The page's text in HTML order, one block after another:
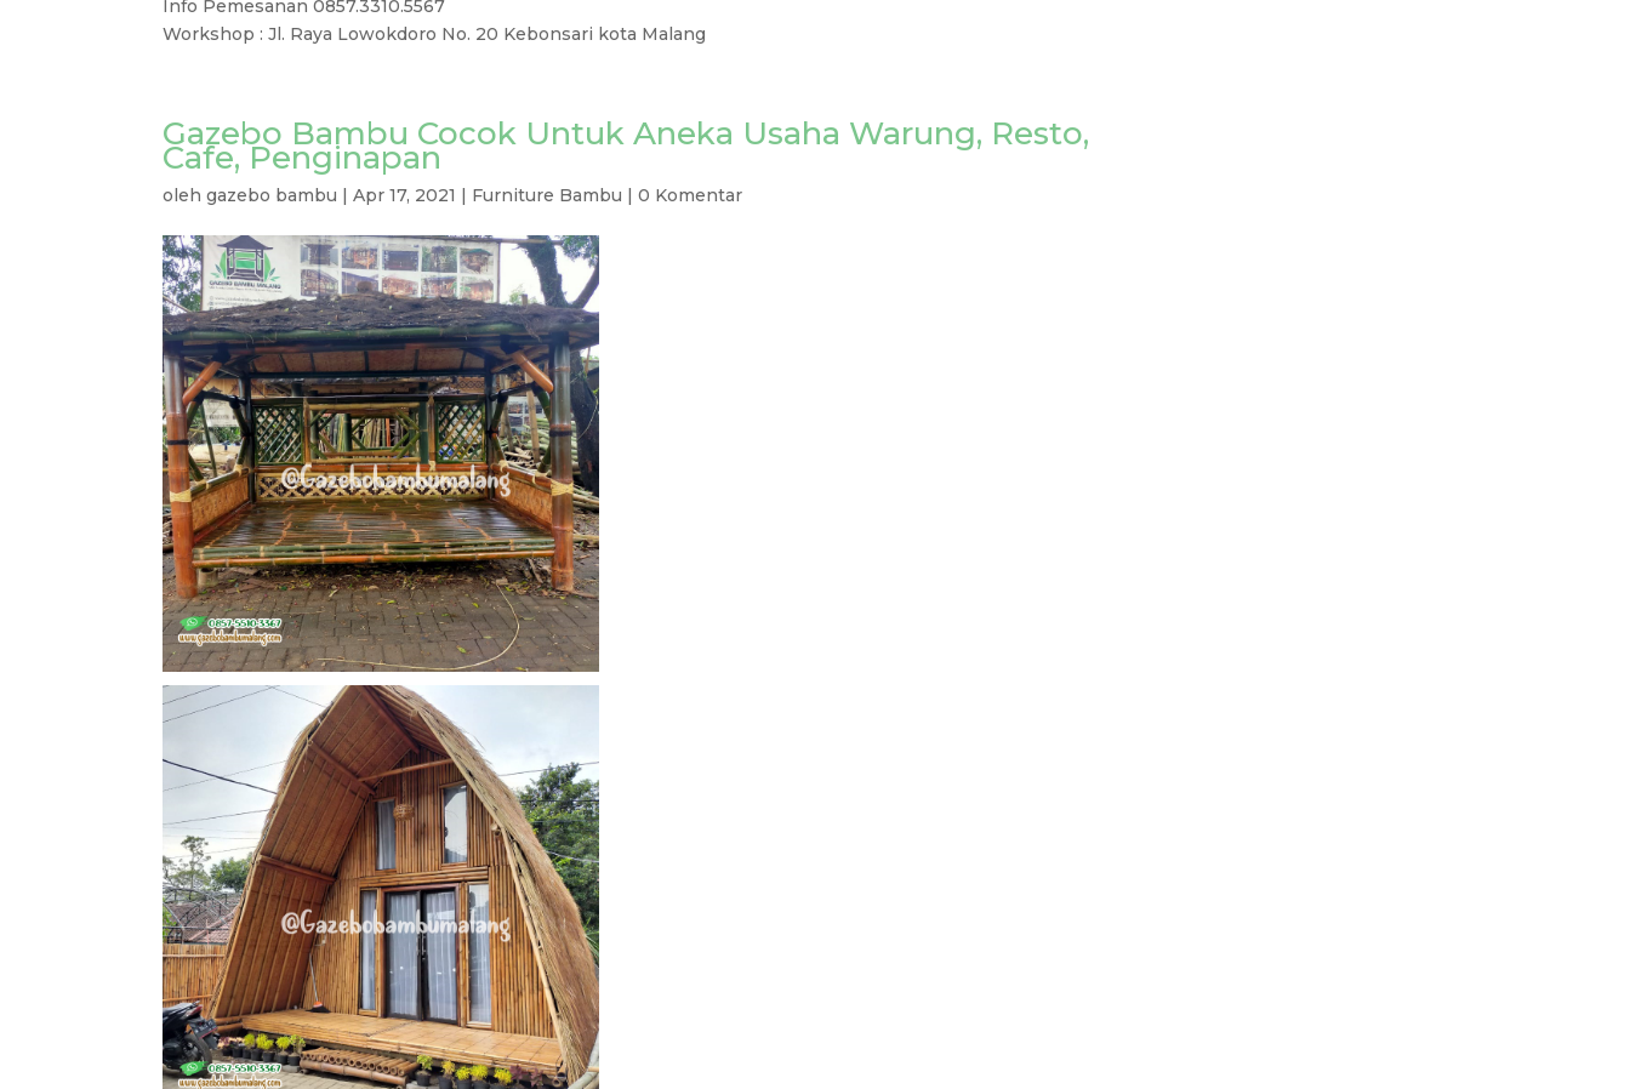
Info Pemesanan 0857.3310.5567
Workshop : Jl. Raya Lowokdoro No. 20 Kebonsari kota Malang
Gazebo Bambu Cocok Untuk Aneka Usaha Warung, Resto,
Cafe, Penginapan
olehgazebo bambu |Apr 17, 2021 | Furniture Bambu |0 Komentar